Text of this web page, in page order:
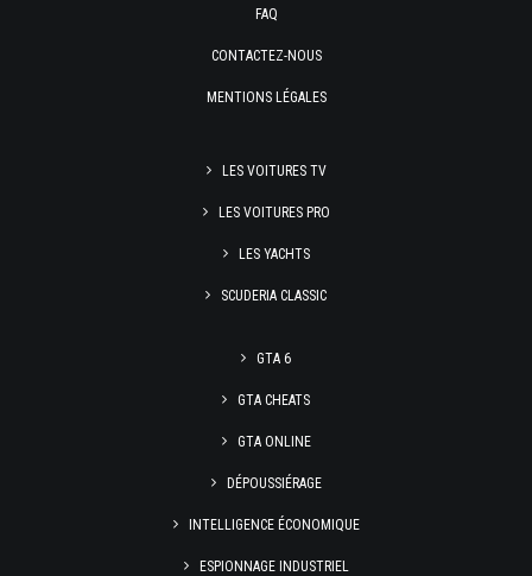
FAQ
CONTACTEZ-NOUS
MENTIONS LÉGALES
LES VOITURES TV
LES VOITURES PRO
LES YACHTS
SCUDERIA CLASSIC
GTA 6
GTA CHEATS
GTA ONLINE
DÉPOUSSIÉRAGE
INTELLIGENCE ÉCONOMIQUE
ESPIONNAGE INDUSTRIEL